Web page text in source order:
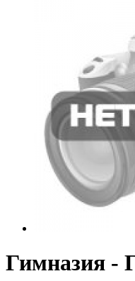
Гимназия -